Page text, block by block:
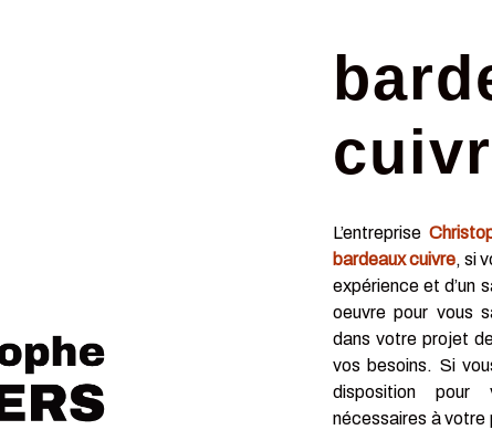
L’entreprise
bardeaux cuivre, si
expérience et d’un
oeuvre pour vous
dans votre projet
vos besoins. Si
disposition pour
nécessaires à